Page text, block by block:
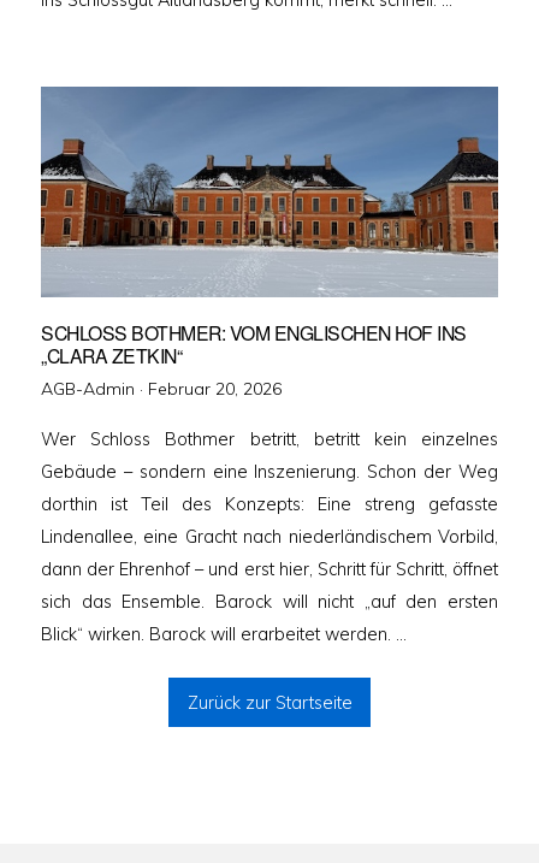
SCHLOSS BOTHMER: VOM ENGLISCHEN HOF INS
„CLARA ZETKIN“
AGB-Admin · Veröffentlicht
Februar 20, 2026
Wer Schloss Bothmer betritt, betritt kein einzelnes
Gebäude – sondern eine Inszenierung. Schon der Weg
dorthin ist Teil des Konzepts: Eine streng gefasste
Lindenallee, eine Gracht nach niederländischem Vorbild,
dann der Ehrenhof – und erst hier, Schritt für Schritt, öffnet
sich das Ensemble. Barock will nicht „auf den ersten
Blick“ wirken. Barock will erarbeitet werden. …
Zurück zur Startseite